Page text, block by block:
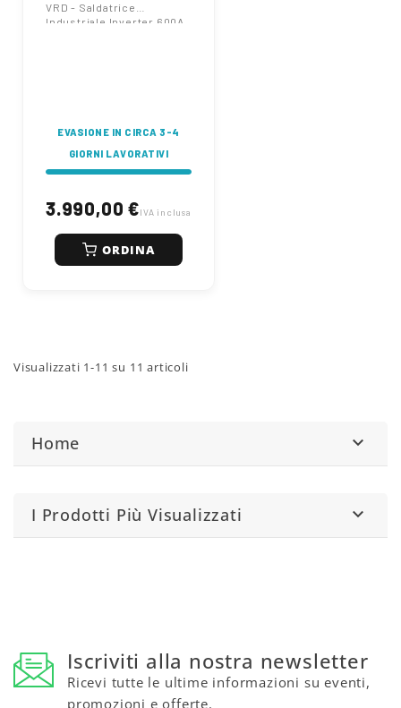
(MMA/TIG)
VRD - Saldatrice
Industriale Inverter 600A
EVASIONE IN CIRCA 3-4
GIORNI LAVORATIVI
3.990,00 €IVA inclusa
ORDINA
Visualizzati 1-11 su 11 articoli
Home 
I Prodotti Più Visualizzati 
Iscriviti alla nostra newsletter
Ricevi tutte le ultime informazioni su eventi,
promozioni e offerte.